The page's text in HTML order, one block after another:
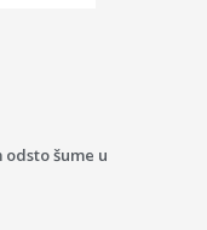
šume u